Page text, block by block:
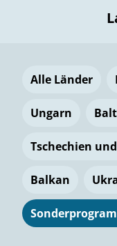
Alle Länder
Ungarn
Tschechien
Balkan